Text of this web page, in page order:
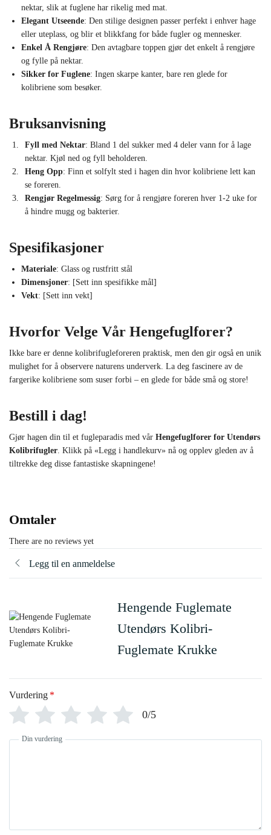
nektar, slik at fuglene har rikelig med mat.
Elegant Utseende: Den stilige designen passer perfekt i enhver hage
eller uteplass, og blir et blikkfang for både fugler og mennesker.
Enkel Å Rengjøre: Den avtagbare toppen gjør det enkelt å rengjøre
og fylle på nektar.
Sikker for Fuglene: Ingen skarpe kanter, bare ren glede for
kolibriene som besøker.
Bruksanvisning
Fyll med Nektar: Bland 1 del sukker med 4 deler vann for å lage
nektar. Kjøl ned og fyll beholderen.
Heng Opp: Finn et solfylt sted i hagen din hvor kolibriene lett kan
se foreren.
Rengjør Regelmessig: Sørg for å rengjøre foreren hver 1-2 uke for
å hindre mugg og bakterier.
Spesifikasjoner
Materiale: Glass og rustfritt stål
Dimensjoner: [Sett inn spesifikke mål]
Vekt: [Sett inn vekt]
Hvorfor Velge Vår Hengefuglforer?
Ikke bare er denne kolibrifugleforeren praktisk, men den gir også en unik
mulighet for å observere naturens underverk. La deg fascinere av de
fargerike kolibriene som suser forbi – en glede for både små og store!
Bestill i dag!
Gjør hagen din til et fugleparadis med vår Hengefuglforer for Utendørs
Kolibrifugler. Klikk på «Legg i handlekurv» nå og opplev gleden av å
tiltrekke deg disse fantastiske skapningene!
Omtaler
There are no reviews yet
Legg til en anmeldelse
Hengende Fuglemate
Utendørs Kolibri-
Fuglemate Krukke
Vurdering *
0/5
Din vurdering